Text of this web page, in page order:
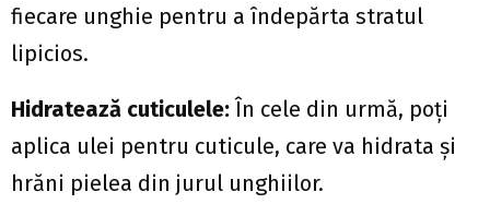
fiecare unghie pentru a îndepărta stratul
lipicios.
Hidratează cuticulele: În cele din urmă, poți
aplica ulei pentru cuticule, care va hidrata și
hrăni pielea din jurul unghiilor.